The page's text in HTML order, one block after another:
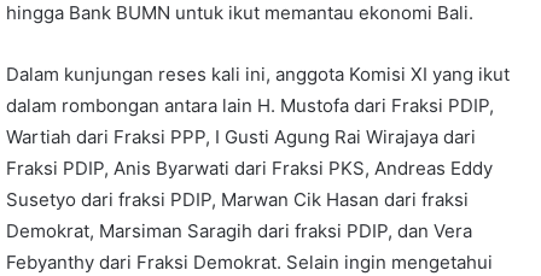
hingga Bank BUMN untuk ikut memantau ekonomi Bali.
Dalam kunjungan reses kali ini, anggota Komisi XI yang ikut
dalam rombongan antara lain H. Mustofa dari Fraksi PDIP,
Wartiah dari Fraksi PPP, I Gusti Agung Rai Wirajaya dari
Fraksi PDIP, Anis Byarwati dari Fraksi PKS, Andreas Eddy
Susetyo dari fraksi PDIP, Marwan Cik Hasan dari fraksi
Demokrat, Marsiman Saragih dari fraksi PDIP, dan Vera
Febyanthy dari Fraksi Demokrat. Selain ingin mengetahui